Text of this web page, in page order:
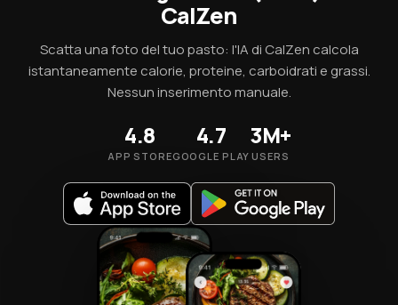
CalZen
Scatta una foto del tuo pasto: l'IA di CalZen calcola
istantaneamente calorie, proteine, carboidrati e grassi.
Nessun inserimento manuale.
4.8
APP STORE
4.7
GOOGLE PLAY
3M+
USERS